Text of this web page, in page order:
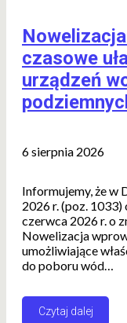
czasowe
urządzeń
6 sierpnia 2026
Informujemy, że w
2026 r. (poz.
czerwca 2026 r. o
Nowelizacja
umożliwiające
do poboru wód…
Czytaj dalej